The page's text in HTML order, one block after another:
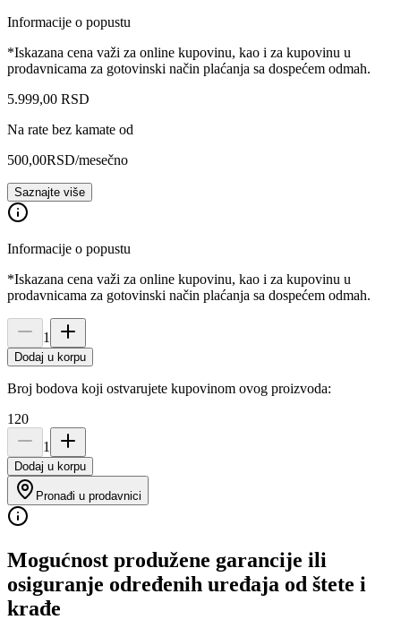
Informacije o popustu
*Iskazana cena važi za online kupovinu, kao i za kupovinu u
prodavnicama za gotovinski način plaćanja sa dospećem odmah.
5.999,00 RSD
Na rate bez kamate od
500,00RSD/mesečno
Saznajte više
Informacije o popustu
*Iskazana cena važi za online kupovinu, kao i za kupovinu u
prodavnicama za gotovinski način plaćanja sa dospećem odmah.
1
Dodaj u korpu
Broj bodova koji ostvarujete kupovinom ovog proizvoda:
120
1
Dodaj u korpu
Pronađi u prodavnici
Mogućnost produžene garancije ili
osiguranje određenih uređaja od štete i
krađe